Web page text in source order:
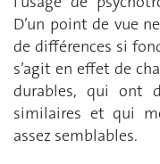
D’un point de vue
de différences si
s’agit en effet de
durables, qui ont
similaires et qui
assez semblables.